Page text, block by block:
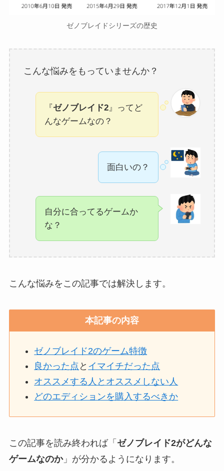
ゼノブレイドシリーズの歴史
こんな悩みをもっていませんか？
『ゼノブレイド2』ってど
んなゲームなの？
面白いの？
自分に合ってるゲームか
な？
こんな悩みをこの記事では解決します。
本記事の内容
ゼノブレイド2のゲーム特徴
良かった点 と イマイチだった点
オススメする人とオススメしない人
どのエディションを購入するべきか
この記事を読み終われば「 ゼノブレイド2がどんな
ゲームなのか」が分かるようになります。